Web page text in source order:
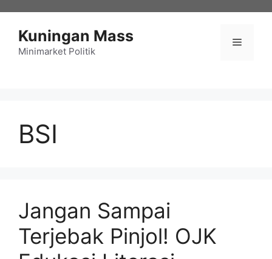
Kuningan Mass
Minimarket Politik
Menu
BSI
Jangan Sampai
Terjebak Pinjol! OJK